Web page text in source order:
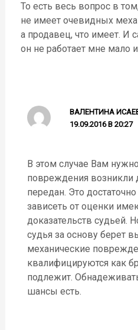
То есть весь вопрос в
не имеет очевидных
а продавец, что имеет. И
он не работает мне мало
ВАЛЕНТИНА
19.09.2016 В 20:27
В этом случае Вам
повреждения возникли
передан. Это
зависеть от оценки
доказательств судьей.
судья за основу берет
механические
квалифицируются как
подлежит.
шансы есть.